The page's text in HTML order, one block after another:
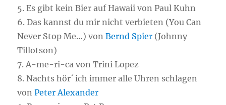
5. Es gibt kein Bier auf Hawaii von Paul Kuhn
6. Das kannst du mir nicht verbieten (You Can
Never Stop Me…) vonBernd Spier (Johnny
Tillotson)
7. A-me-ri-ca von Trini Lopez
8. Nachts hör´ ich immer alle Uhren schlagen
vonPeter Alexander